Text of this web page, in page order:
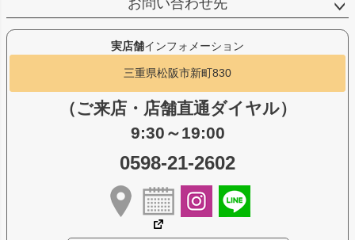
お問い合わせ先
実店舗インフォメーション
三重県松阪市新町830
（ご来店・店舗直通ダイヤル）
9:30～19:00
0598-21-2602